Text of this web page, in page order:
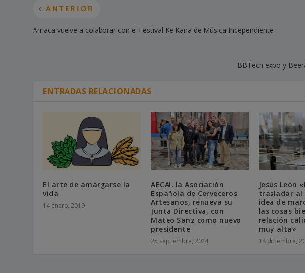
ANTERIOR
Arriaca vuelve a colaborar con el Festival Ke Kaña de Música Independiente
BBTech expo y
ENTRADAS RELACIONADAS
El arte de amargarse la
vida
14 enero, 2019
AECAI, la Asociación
Española de Cerveceros
Artesanos, renueva su
Junta Directiva, con
Mateo Sanz como nuevo
presidente
25 septiembre, 2024
Jesús León
trasladar al
idea de
las cosas
relación
muy alta»
18 diciembre,